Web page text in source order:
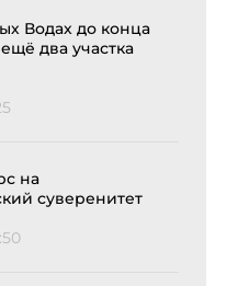
Водах до конца
два участка
на
суверенитет